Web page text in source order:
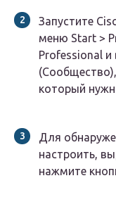
Запустите
меню Start >
Professional и
который
Для
настроить,
нажмите